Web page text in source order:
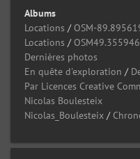
Albums
Locations / OSM-
Locations /
Dernières photos
En quête d'exploration /
Par Licences Creative
Nicolas Boulesteix
Nicolas_Boulesteix /